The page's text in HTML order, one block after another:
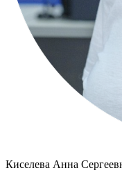
Киселева Анна